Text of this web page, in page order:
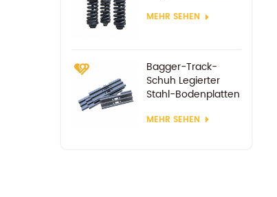
MEHR SEHEN
Bagger-Track-
Schuh Legierter
Stahl-Bodenplatten
MEHR SEHEN